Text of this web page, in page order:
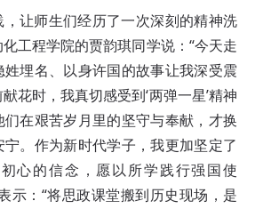
让师生们经历了一次深刻的精神洗
工程学院的贾韵琪同学说：“今天走
埋名、以身许国的故事让我深受震
花时，我真切感受到‘两弹一星’精神
在艰苦岁月里的坚守与奉献，才换
。作为新时代学子，我更加坚定了
心的信念，愿以所学践行强国使
示：“将思政课堂搬到历史现场，是